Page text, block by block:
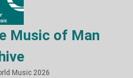
Music of Man
Music 2026